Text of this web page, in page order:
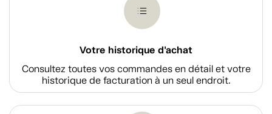
Votre historique d'achat
Consultez toutes vos commandes en détail et votre
historique de facturation à un seul endroit.